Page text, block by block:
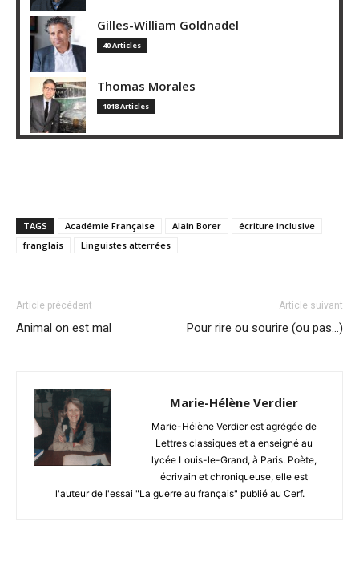
Gilles-William Goldnadel
40 Articles
Thomas Morales
1018 Articles
TAGS Académie Française Alain Borer
écriture inclusive
franglais
Linguistes atterrées
Article précédent
Animal on est mal
Article suivant
Pour rire ou sourire (ou pas…)
Marie-Hélène Verdier
Marie-Hélène Verdier est agrégée de
Lettres classiques et a enseigné au
lycée Louis-le-Grand, à Paris. Poète,
écrivain et chroniqueuse, elle est
l'auteur de l'essai "La guerre au français" publié au Cerf.